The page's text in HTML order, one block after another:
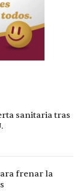
sanitaria tras
frenar la